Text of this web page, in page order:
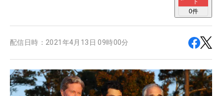
ト
0件
配信日時： 2021年4月13日 09時00分